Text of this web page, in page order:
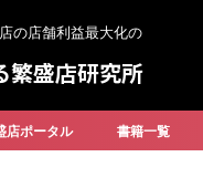
の店舗利益最大化の
繁盛店研究所
店ポータル 書籍一覧